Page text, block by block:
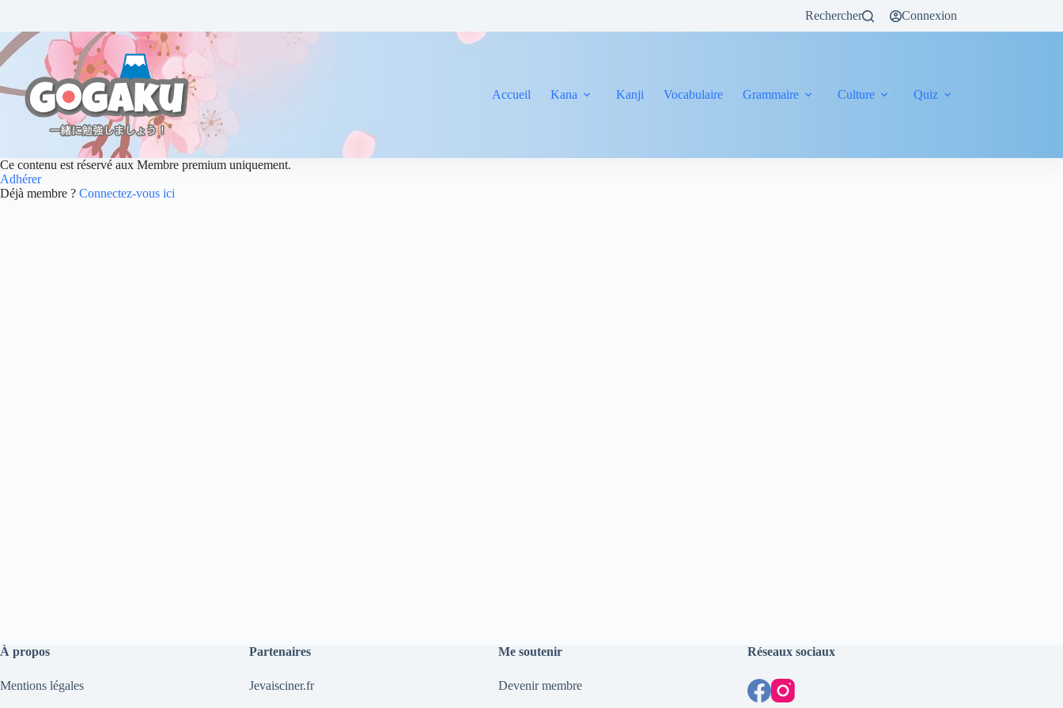
Rechercher Connexion
Accueil Kana Kanji Vocabulaire Grammaire Culture Quiz
Ce contenu est réservé aux Membre premium uniquement.
Adhérer
Déjà membre ? Connectez-vous ici
À propos
Mentions légales
Partenaires
Jevaisciner.fr
Me soutenir
Devenir membre
Réseaux sociaux